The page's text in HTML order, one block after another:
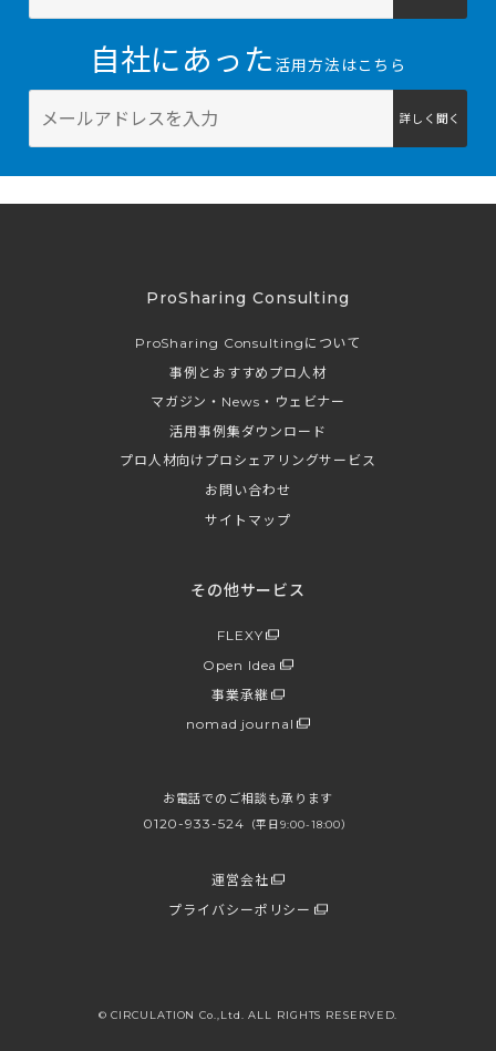
自社にあった 活用方法はこちら
詳しく聞く
ProSharing Consulting
ProSharing Consultingについて
事例とおすすめプロ人材
マガジン・News・ウェビナー
活用事例集ダウンロード
プロ人材向けプロシェアリングサービス
お問い合わせ
サイトマップ
その他サービス
FLEXY
Open Idea
事業承継
nomad journal
お電話でのご相談も承ります
0120-933-524 （平日9:00-18:00）
運営会社
プライバシーポリシー
© CIRCULATION Co.,Ltd. ALL RIGHTS RESERVED.